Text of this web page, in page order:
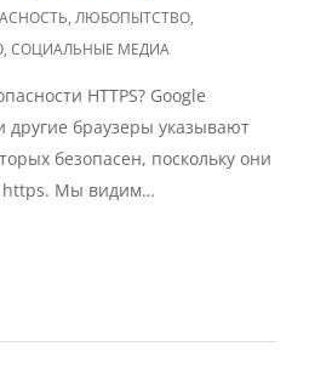
, ЛЮБОПЫТСТВО,
, СОЦИАЛЬНЫЕ МЕДИА
HTTPS? Google
другие браузеры указывают
безопасен, поскольку они
Мы видим…